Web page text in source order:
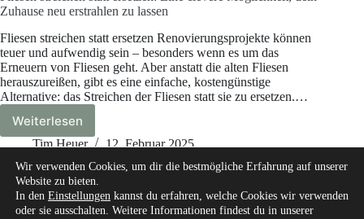
Zuhause neu erstrahlen zu lassen
Fliesen streichen statt ersetzen Renovierungsprojekte können
teuer und aufwendig sein – besonders wenn es um das
Erneuern von Fliesen geht. Aber anstatt die alten Fliesen
herauszureißen, gibt es eine einfache, kostengünstige
Alternative: das Streichen der Fliesen statt sie zu ersetzen.…
Weiterlesen
Fliesen
streichen
ersetzen:
Eine
clevere
Tim Heuer 12. Februar 2025
Wir verwenden Cookies, um dir die bestmögliche Erfahrung auf unserer
Website zu bieten.
In den Einstellungen kannst du erfahren, welche Cookies wir verwenden
oder sie ausschalten. Weitere Informationen findest du in unserer